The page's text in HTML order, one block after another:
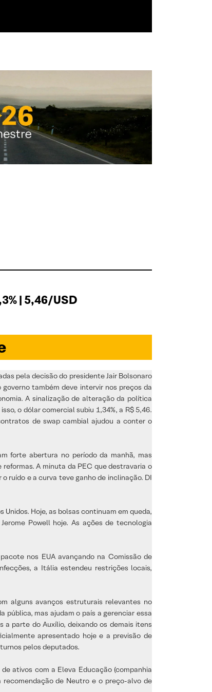
| 5,46/USD
pela decisão do presidente Jair Bolsonaro
também deve intervir nos preços da
A sinalização de alteração da política
o dólar comercial subiu 1,34%, a R$ 5,46.
de swap cambial ajudou a conter o
forte abertura no período da manhã, mas
A minuta da PEC que destravaria o
ruído e a curva teve ganho de inclinação. DI
Hoje, as bolsas continuam em queda,
Powell hoje. As ações de tecnologia
nos EUA avançando na Comissão de
a Itália estendeu restrições locais,
alguns avanços estruturais relevantes no
pública, mas ajudam o país a gerenciar essa
parte do Auxílio, deixando os demais itens
apresentado hoje e a previsão de
pelos deputados.
ativos com a Eleva Educação (companhia
de Neutro e o preço-alvo de